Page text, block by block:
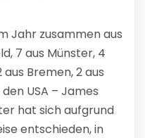
Jahr zusammen aus
7 aus Münster, 4
Bremen, 2 aus
USA – James
hat sich aufgrund
entschieden, in